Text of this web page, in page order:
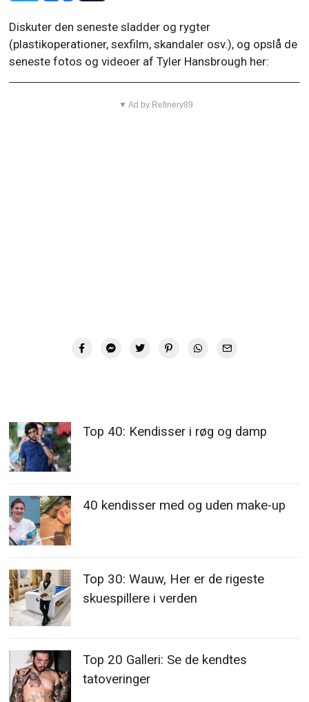
Diskuter den seneste sladder og rygter
(plastikoperationer, sexfilm, skandaler osv.), og opslå de
seneste fotos og videoer af Tyler Hansbrough her:
▼ Ad by Refinery89
Top 40: Kendisser i røg og damp
40 kendisser med og uden make-up
Top 30: Wauw, Her er de rigeste
skuespillere i verden
Top 20 Galleri: Se de kendtes
tatoveringer